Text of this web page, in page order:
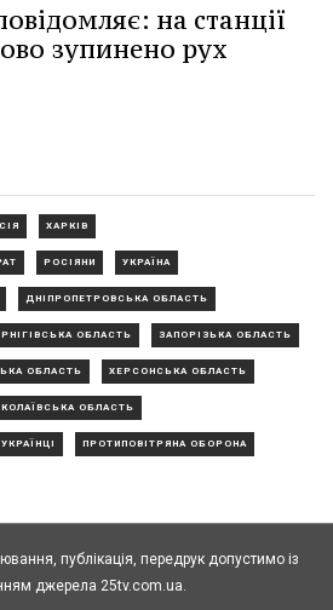
на станції
зупинено рух
ХАРКІВ
РОСІЯНИ УКРАЇНА
ДНІПРОПЕТРОВСЬКА ОБЛАСТЬ
ОБЛАСТЬ ЗАПОРІЗЬКА ОБЛАСТЬ
ОБЛАСТЬ ХЕРСОНСЬКА ОБЛАСТЬ
ОБЛАСТЬ
УКРАЇНЦІ ПРОТИПОВІТРЯНА ОБОРОНА
публiкацiя, передрук допустимо із
джерела 25tv.com.ua.